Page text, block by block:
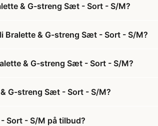
& G-streng Sæt - Sort - S/M?
Bralette & G-streng Sæt - Sort - S/M?
& G-streng Sæt - Sort - S/M?
G-streng Sæt - Sort - S/M?
Sort - S/M på tilbud?